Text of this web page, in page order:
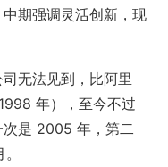
期强调灵活创新，现
无法见到，比阿里
年），至今不过
次是 2005 年，第二